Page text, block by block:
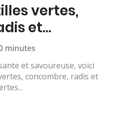
vertes,
et
minutes
et savoureuse, voici
concombre, radis et